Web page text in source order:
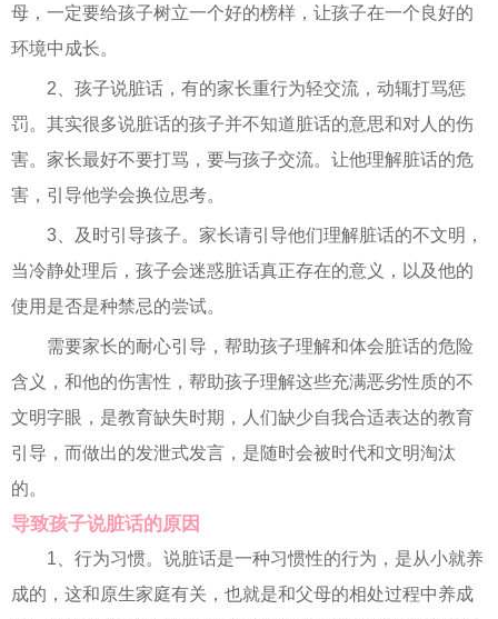
母，一定要给孩子树立一个好的榜样，让孩子在一个良好的
环境中成长。
2、孩子说脏话，有的家长重行为轻交流，动辄打骂惩
罚。其实很多说脏话的孩子并不知道脏话的意思和对人的伤
害。家长最好不要打骂，要与孩子交流。让他理解脏话的危
害，引导他学会换位思考。
3、及时引导孩子。家长请引导他们理解脏话的不文明，
当冷静处理后，孩子会迷惑脏话真正存在的意义，以及他的
使用是否是种禁忌的尝试。
需要家长的耐心引导，帮助孩子理解和体会脏话的危险
含义，和他的伤害性，帮助孩子理解这些充满恶劣性质的不
文明字眼，是教育缺失时期，人们缺少自我合适表达的教育
引导，而做出的发泄式发言，是随时会被时代和文明淘汰
的。
导致孩子说脏话的原因
1、行为习惯。说脏话是一种习惯性的行为，是从小就养
成的，这和原生家庭有关，也就是和父母的相处过程中养成